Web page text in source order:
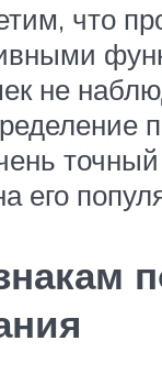
что
не
его